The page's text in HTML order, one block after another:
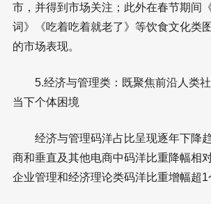
市，并得到市场关注；此外在春节期间
词》《吃着吃着就老了》等饮食文化类
的市场表现。
5.经济与管理类：既聚焦前沿人类社
当下个体困境
经济与管理码洋占比呈现逐年下降
商和垂直及其他电商中码洋比重降幅相
企业管理和经济理论类码洋比重增幅超1